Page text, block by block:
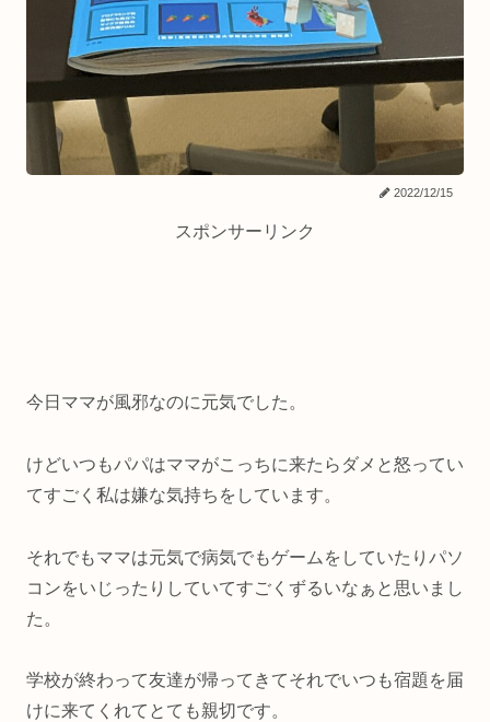
2022/12/15
スポンサーリンク
今日ママが風邪なのに元気でした。
けどいつもパパはママがこっちに来たらダメと怒ってい
てすごく私は嫌な気持ちをしています。
それでもママは元気で病気でもゲームをしていたりパソ
コンをいじったりしていてすごくずるいなぁと思いまし
た。
学校が終わって友達が帰ってきてそれでいつも宿題を届
けに来てくれてとても親切です。